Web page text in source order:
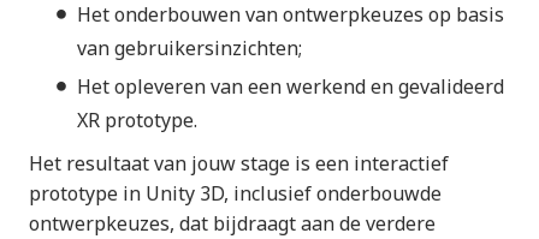
Het onderbouwen van ontwerpkeuzes op basis
van gebruikersinzichten;
Het opleveren van een werkend en gevalideerd
XR prototype.
Het resultaat van jouw stage is een interactief
prototype in Unity 3D, inclusief onderbouwde
ontwerpkeuzes, dat bijdraagt aan de verdere